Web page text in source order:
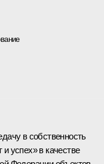
в собственность
успех» в качестве